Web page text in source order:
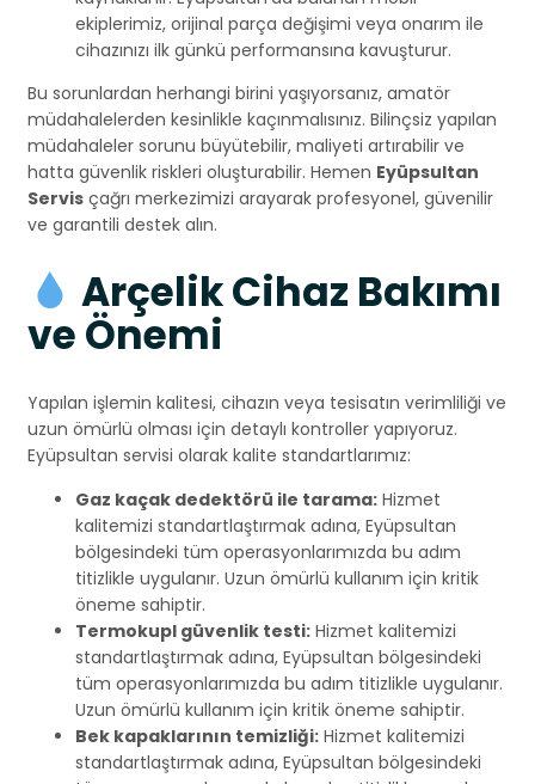
ekiplerimiz, orijinal parça değişimi veya onarım ile
cihazınızı ilk günkü performansına kavuşturur.
Bu sorunlardan herhangi birini yaşıyorsanız, amatör
müdahalelerden kesinlikle kaçınmalısınız. Bilinçsiz yapılan
müdahaleler sorunu büyütebilir, maliyeti artırabilir ve
hatta güvenlik riskleri oluşturabilir. Hemen Eyüpsultan
Servis çağrı merkezimizi arayarak profesyonel, güvenilir
ve garantili destek alın.
Arçelik Cihaz Bakımı
ve Önemi
Yapılan işlemin kalitesi, cihazın veya tesisatın verimliliği ve
uzun ömürlü olması için detaylı kontroller yapıyoruz.
Eyüpsultan servisi olarak kalite standartlarımız:
Gaz kaçak dedektörü ile tarama: Hizmet
kalitemizi standartlaştırmak adına, Eyüpsultan
bölgesindeki tüm operasyonlarımızda bu adım
titizlikle uygulanır. Uzun ömürlü kullanım için kritik
öneme sahiptir.
Termokupl güvenlik testi: Hizmet kalitemizi
standartlaştırmak adına, Eyüpsultan bölgesindeki
tüm operasyonlarımızda bu adım titizlikle uygulanır.
Uzun ömürlü kullanım için kritik öneme sahiptir.
Bek kapaklarının temizliği: Hizmet kalitemizi
standartlaştırmak adına, Eyüpsultan bölgesindeki